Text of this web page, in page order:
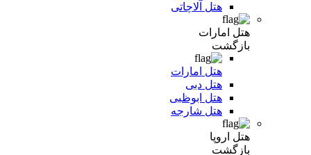
هتل آلاچاتی
هتل امارات
بازگشت
هتل امارات
هتل دبی
هتل ابوظبی
هتل شارجه
هتل اروپا
بازگشت